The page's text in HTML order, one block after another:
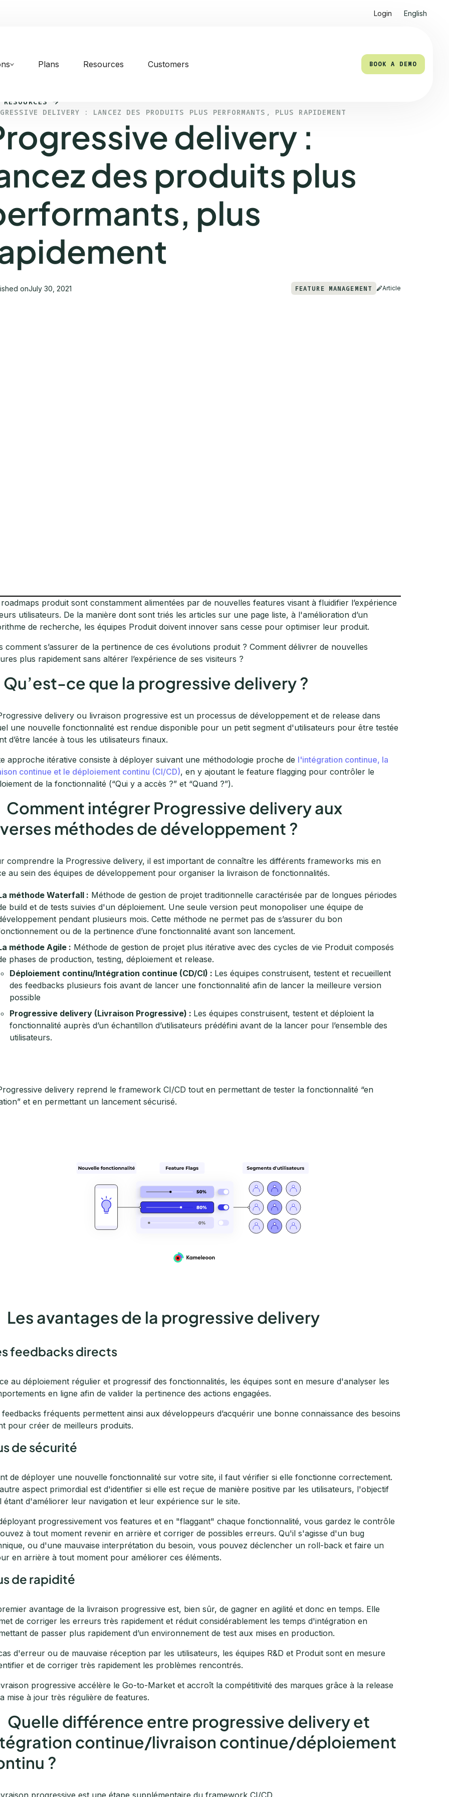
Login English
Plans Resources Customers BOOK A DEMO
BOOK A DEMO
DELIVERY : LANCEZ DES PRODUITS PLUS PERFORMANTS, PLUS RAPIDEMENT
delivery :
des produits plus
plus
onJuly 30, 2021 FEATURE MANAGEMENT Article
produit sont constamment alimentées par de nouvelles features visant à fluidifier l’expérience
utilisateurs. De la manière dont sont triés les articles sur une page liste, à l'amélioration d’un
de recherche, les équipes Produit doivent innover sans cesse pour optimiser leur produit.
comment s’assurer de la pertinence de ces évolutions produit ? Comment délivrer de nouvelles
plus rapidement sans altérer l’expérience de ses visiteurs ?
Qu’est-ce que la progressive delivery ?
delivery ou livraison progressive est un processus de développement et de release dans
une nouvelle fonctionnalité est rendue disponible pour un petit segment d'utilisateurs pour être testée
d’être lancée à tous les utilisateurs finaux.
approche itérative consiste à déployer suivant une méthodologie proche de l'intégration continue, la
continue et le déploiement continu (CI/CD), en y ajoutant le feature flagging pour contrôler le
de la fonctionnalité (“Qui y a accès ?” et “Quand ?”).
Comment intégrer Progressive delivery aux
méthodes de développement ?
comprendre la Progressive delivery, il est important de connaître les différents frameworks mis en
au sein des équipes de développement pour organiser la livraison de fonctionnalités.
méthode Waterfall : Méthode de gestion de projet traditionnelle caractérisée par de longues périodes
build et de tests suivies d'un déploiement. Une seule version peut monopoliser une équipe de
pendant plusieurs mois. Cette méthode ne permet pas de s’assurer du bon
ou de la pertinence d’une fonctionnalité avant son lancement.
méthode Agile : Méthode de gestion de projet plus itérative avec des cycles de vie Produit composés
phases de production, testing, déploiement et release.
Déploiement continu/Intégration continue (CD/CI) : Les équipes construisent, testent et recueillent
des feedbacks plusieurs fois avant de lancer une fonctionnalité afin de lancer la meilleure version
possible
Progressive delivery (Livraison Progressive) : Les équipes construisent, testent et déploient la
fonctionnalité auprès d’un échantillon d’utilisateurs prédéfini avant de la lancer pour l’ensemble des
utilisateurs.
delivery reprend le framework CI/CD tout en permettant de tester la fonctionnalité “en
et en permettant un lancement sécurisé.
Les avantages de la progressive delivery
feedbacks directs
au déploiement régulier et progressif des fonctionnalités, les équipes sont en mesure d'analyser les
en ligne afin de valider la pertinence des actions engagées.
feedbacks fréquents permettent ainsi aux développeurs d’acquérir une bonne connaissance des besoins
pour créer de meilleurs produits.
de sécurité
de déployer une nouvelle fonctionnalité sur votre site, il faut vérifier si elle fonctionne correctement.
aspect primordial est d'identifier si elle est reçue de manière positive par les utilisateurs, l'objectif
étant d'améliorer leur navigation et leur expérience sur le site.
progressivement vos features et en "flaggant" chaque fonctionnalité, vous gardez le contrôle
à tout moment revenir en arrière et corriger de possibles erreurs. Qu'il s'agisse d'un bug
ou d'une mauvaise interprétation du besoin, vous pouvez déclencher un roll-back et faire un
en arrière à tout moment pour améliorer ces éléments.
de rapidité
avantage de la livraison progressive est, bien sûr, de gagner en agilité et donc en temps. Elle
de corriger les erreurs très rapidement et réduit considérablement les temps d'intégration en
de passer plus rapidement d’un environnement de test aux mises en production.
d'erreur ou de mauvaise réception par les utilisateurs, les équipes R&D et Produit sont en mesure
et de corriger très rapidement les problèmes rencontrés.
progressive accélère le Go-to-Market et accroît la compétitivité des marques grâce à la release
mise à jour très régulière de features.
Quelle différence entre progressive delivery et
continue/livraison continue/déploiement
?
progressive est une étape supplémentaire du framework CI/CD.